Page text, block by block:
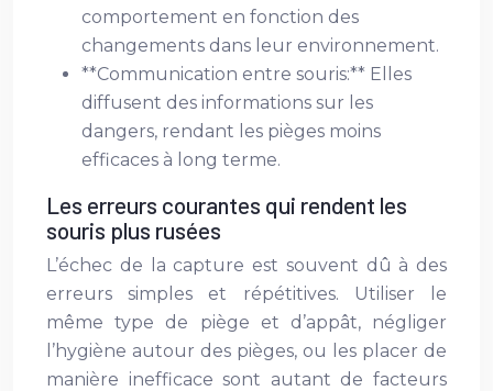
comportement en fonction des
changements dans leur environnement.
**Communication entre souris:** Elles
diffusent des informations sur les
dangers, rendant les pièges moins
efficaces à long terme.
Les erreurs courantes qui rendent les
souris plus rusées
L’échec de la capture est souvent dû à des
erreurs simples et répétitives. Utiliser le
même type de piège et d’appât, négliger
l’hygiène autour des pièges, ou les placer de
manière inefficace sont autant de facteurs